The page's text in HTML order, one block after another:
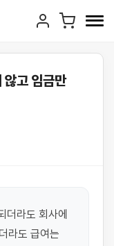
않고 임금만
더라도 회사에
라도 급여는